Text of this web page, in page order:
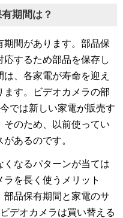
期間は？
間があります。部品保
するため部品を保存し
、各家電が寿命を迎え
ます。ビデオカメラの部
では新しい家電が販売す
そのため、以前使ってい
あるのです。
くなるパターンが当ては
を長く使うメリット
部品保有期間と家電のサ
デオカメラは買い替える